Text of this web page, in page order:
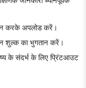
करके अपलोड करें।
शुल्क का भुगतान करें।
के संदर्भ के लिए प्रिंटआउट